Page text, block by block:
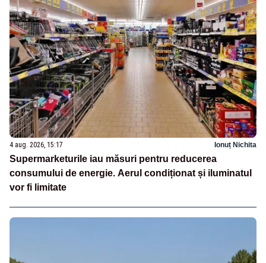
4 aug. 2026, 15:17 Ionuț Nichita
Supermarketurile iau măsuri pentru reducerea
consumului de energie. Aerul condiționat și iluminatul
vor fi limitate